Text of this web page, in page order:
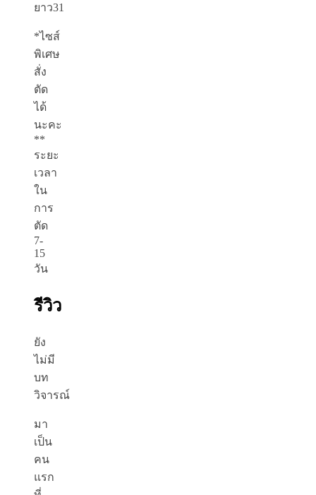
ยาว31
*ไซส์
พิเศษ
สั่ง
ตัด
ได้
นะคะ
**
ระยะ
เวลา
ใน
การ
ตัด
7-
15
วัน
รีวิว
ยัง
ไม่มี
บท
วิจารณ์
มา
เป็น
คน
แรก